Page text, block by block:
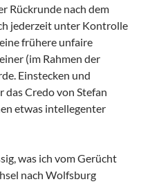
Rückrunde nach dem
jederzeit unter Kontrolle
frühere unfaire
(im Rahmen der
Einstecken und
das Credo von Stefan
etwas intellegenter
was ich vom Gerücht
nach Wolfsburg